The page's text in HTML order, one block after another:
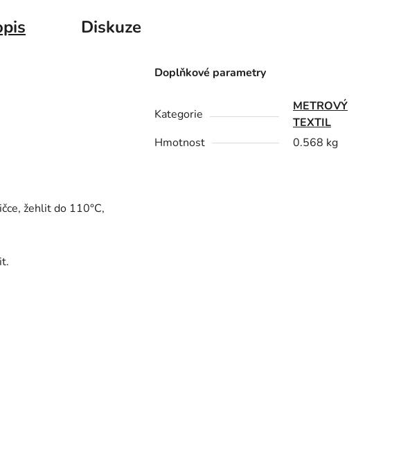
Diskuze
žehlit do 110°C,
Doplňkové parametry
Kategorie
METROVÝ
TEXTIL
Hmotnost
0.568 kg